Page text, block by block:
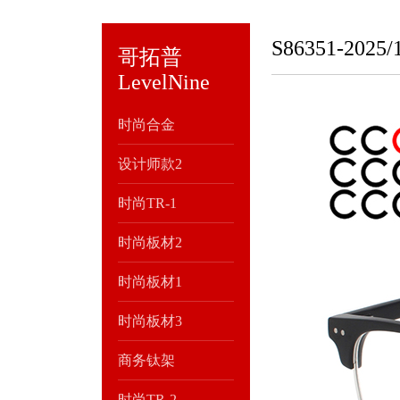
S86351-2025/
哥拓普
LevelNine
时尚合金
设计师款2
时尚TR-1
时尚板材2
时尚板材1
时尚板材3
商务钛架